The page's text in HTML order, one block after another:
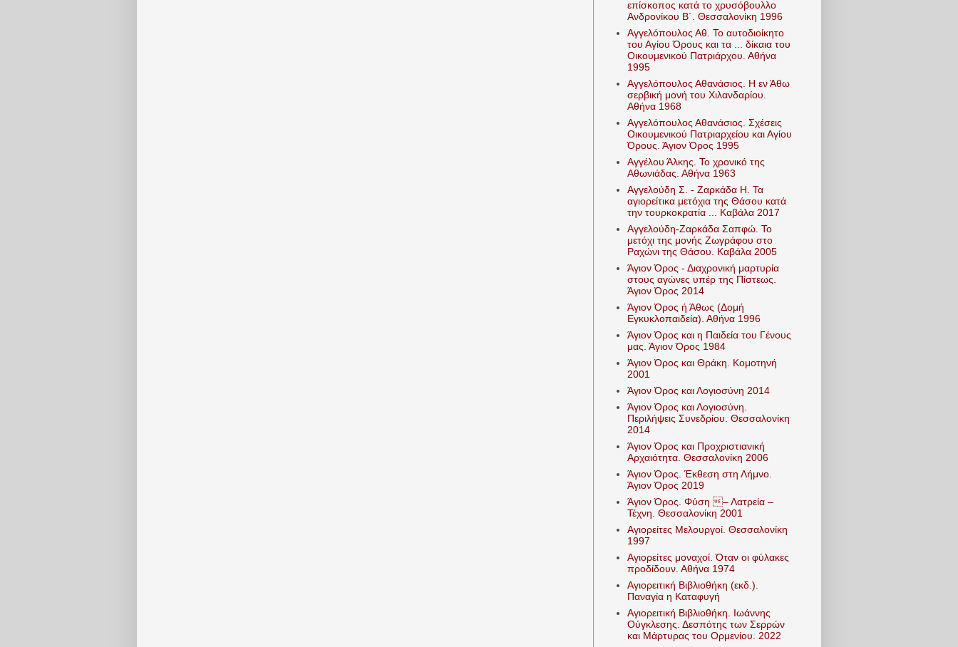
επίσκοπος κατά το χρυσόβουλλο
Ανδρονίκου Β´. Θεσσαλονίκη 1996
Αγγελόπουλος Αθ. Το αυτοδιοίκητο
του Αγίου Όρους και τα ... δίκαια του
Οικουμενικού Πατριάρχου. Αθήνα
1995
Αγγελόπουλος Αθανάσιος. Η εν Άθω
σερβική μονή του Χιλανδαρίου.
Αθήνα 1968
Αγγελόπουλος Αθανάσιος. Σχέσεις
Οικουμενικού Πατριαρχείου και Αγίου
Όρους. Άγιον Όρος 1995
Αγγέλου Άλκης. Το χρονικό της
Αθωνιάδας. Αθήνα 1963
Αγγελούδη Σ. - Ζαρκάδα Η. Τα
αγιορείτικα μετόχια της Θάσου κατά
την τουρκοκρατία ... Καβάλα 2017
Αγγελούδη-Ζαρκάδα Σαπφώ. Το
μετόχι της μονής Ζωγράφου στο
Ραχώνι της Θάσου. Καβάλα 2005
Άγιον Όρος - Διαχρονική μαρτυρία
στους αγώνες υπέρ της Πίστεως.
Άγιον Όρος 2014
Άγιον Όρος ή Άθως (Δομή
Εγκυκλοπαιδεία). Αθήνα 1996
Άγιον Όρος και η Παιδεία του Γένους
μας. Άγιον Όρος 1984
Άγιον Όρος και Θράκη. Κομοτηνή
2001
Άγιον Όρος και Λογιοσύνη 2014
Άγιον Όρος και Λογιοσύνη.
Περιλήψεις Συνεδρίου. Θεσσαλονίκη
2014
Άγιον Όρος και Προχριστιανική
Αρχαιότητα. Θεσσαλονίκη 2006
Άγιον Όρος. Έκθεση στη Λήμνο.
Άγιον Όρος 2019
Άγιον Όρος. Φύση – Λατρεία –
Τέχνη. Θεσσαλονίκη 2001
Αγιορείτες Μελουργοί. Θεσσαλονίκη
1997
Αγιορείτες μοναχοί. Όταν οι φύλακες
προδίδουν. Αθήνα 1974
Αγιορειτική Βιβλιοθήκη (εκδ.).
Παναγία η Καταφυγή
Αγιορειτική Βιβλιοθήκη. Ιωάννης
Ούγκλεσης. Δεσπότης των Σερρών
και Μάρτυρας του Ορμενίου. 2022